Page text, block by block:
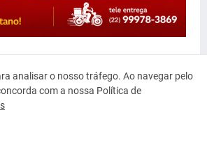
analisar o nosso tráfego. Ao navegar pelo
com a nossa Política de